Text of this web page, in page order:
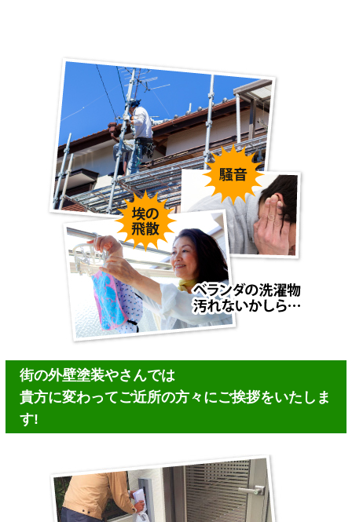
街の外壁塗装やさんでは
貴方に変わってご近所の方々にご挨拶をいたしま
す!